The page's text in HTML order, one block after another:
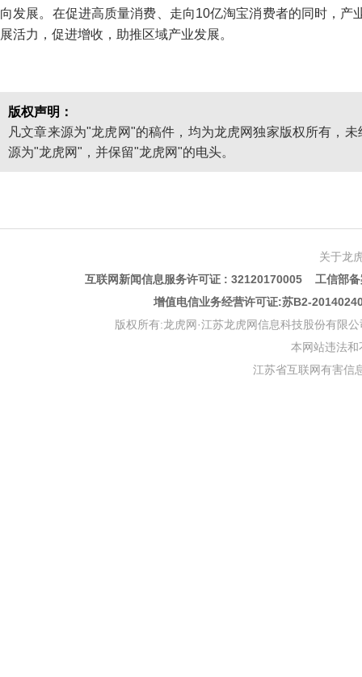
向发展。在促进高质量消费、走向10亿淘宝消费者的同时，
展活力，促进增收，助推区域产业发展。
版权声明：
凡文章来源为"龙虎网"的稿件，均为龙虎网独家版权所有，
源为"龙虎网"，并保留"龙虎网"的电头。
关于龙
互联网新闻信息服务许可证 : 32120170005 工信部
增值电信业务经营许可证:苏B2-
版权所有:龙虎网·江苏龙虎网信息科技股份有限
本网站违法
江苏省互联网有害